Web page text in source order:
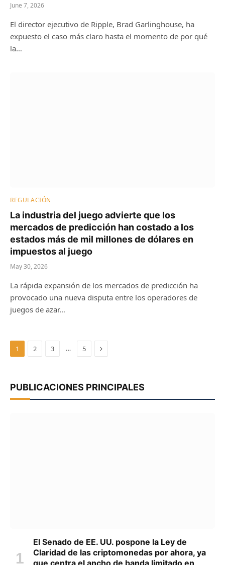
June 7, 2026
El director ejecutivo de Ripple, Brad Garlinghouse, ha
expuesto el caso más claro hasta el momento de por qué
la…
REGULACIÓN
La industria del juego advierte que los
mercados de predicción han costado a los
estados más de mil millones de dólares en
impuestos al juego
May 30, 2026
La rápida expansión de los mercados de predicción ha
provocado una nueva disputa entre los operadores de
juegos de azar…
1 2 3 … 5 Next
PUBLICACIONES PRINCIPALES
El Senado de EE. UU. pospone la Ley de
Claridad de las criptomonedas por ahora, ya
que centra el ancho de banda limitado en